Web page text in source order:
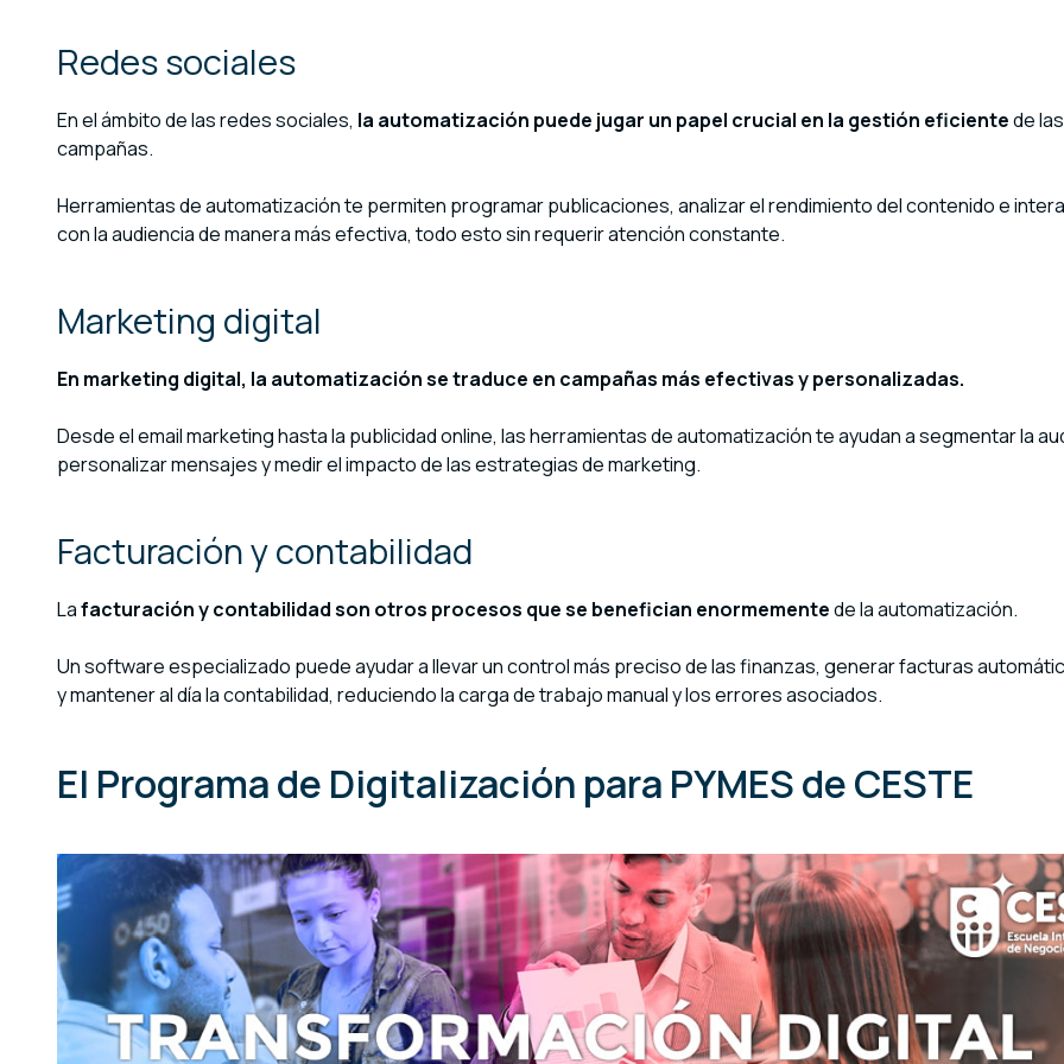
Redes sociales
En el ámbito de las redes sociales, la automatización puede jugar un papel crucial en la gestión eficientede las
campañas.
Herramientas de automatización te permiten programar publicaciones, analizar el rendimiento del contenido e
con la audiencia de manera más efectiva, todo esto sin requerir atención constante.
Marketing digital
En marketing digital, la automatización se traduce en campañas más efectivas y personalizadas.
Desde el email marketing hasta la publicidad online, las herramientas de automatización te ayudan a segmentar la
personalizar mensajes y medir el impacto de las estrategias de marketing.
Facturación y contabilidad
Lafacturación y contabilidad son otros procesos que se benefician enormementede la automatización.
Un software especializado puede ayudar a llevar un control más preciso de las finanzas, generar facturas
y mantener al día la contabilidad, reduciendo la carga de trabajo manual y los errores asociados.
El Programa de Digitalización para PYMES de CESTE